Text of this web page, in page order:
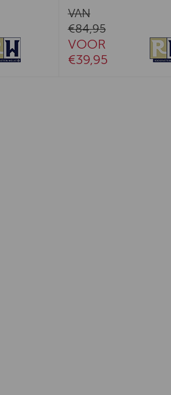
VAN
€84,95
VOOR
€39,95